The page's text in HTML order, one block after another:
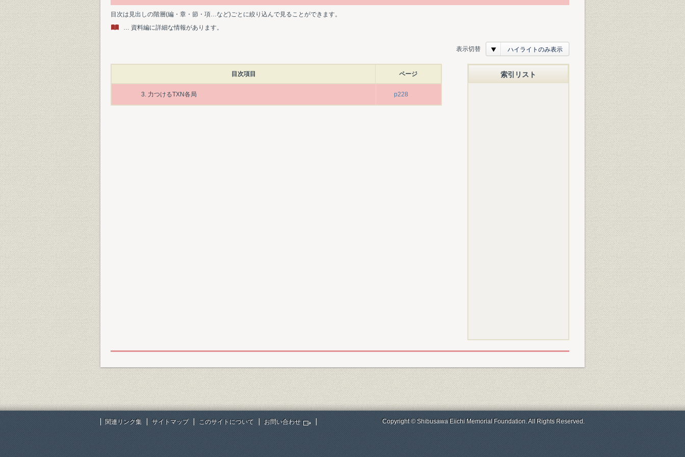
目次は見出しの階層(編・章・節・項…など)ごとに絞り込んで見ることができます。
… 資料編に詳細な情報があります。
表示切替 ハイライトのみ表示
目次項目 ページ
3. 力つけるTXN各局 p228
索引リスト
関連リンク集 サイトマップ このサイトについて お問い合わせ Copyright © Shibusawa Eiichi Memorial Foundation. All Rights Reserved.